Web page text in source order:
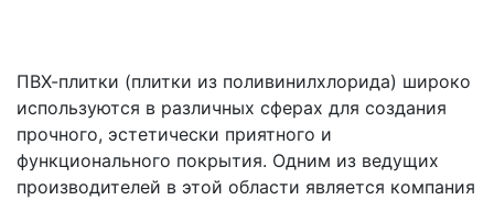
ПВХ-плитки (плитки из поливинилхлорида) широко
используются в различных сферах для создания
прочного, эстетически приятного и
функционального покрытия. Одним из ведущих
производителей в этой области является компания